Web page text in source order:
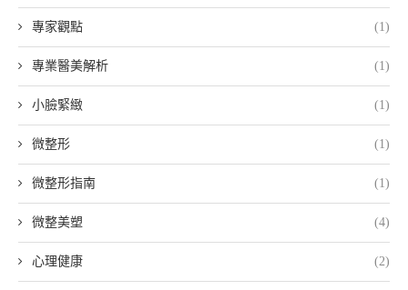
專家觀點 (1)
專業醫美解析 (1)
小臉緊緻 (1)
微整形 (1)
微整形指南 (1)
微整美塑 (4)
心理健康 (2)